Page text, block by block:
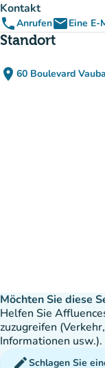
Kontakt
phoneAnrufenemailEine E-
Standort
place 60 Boulevard
Möchten Sie diese
Helfen Sie
zuzugreifen
Informationen usw.).
editSchlagen Sie